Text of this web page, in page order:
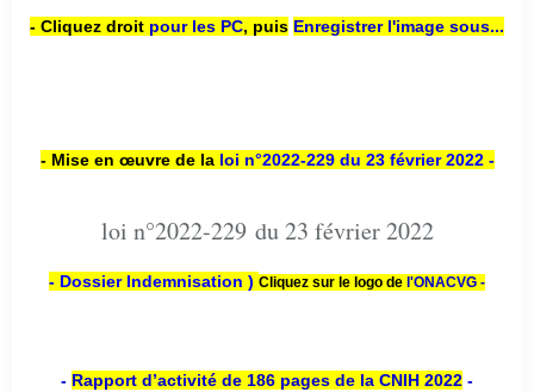
- Cliquez droit pour les PC, puis Enregistrer l'image sous...
- Mise en œuvre de la loi n°2022-229 du 23 février 2022 -
loi n°2022-229 du 23 février 2022
- Dossier Indemnisation ) Cliquez sur le logo de l'ONACVG -
- Rapport d’activité de 186 pages de la CNIH 2022 -